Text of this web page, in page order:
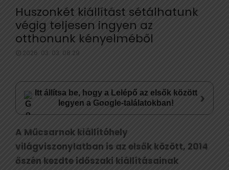
Huszonkét kiállítást sétálhatunk
végig teljesen ingyen az
otthonunk kényelméből
2026. 03. 03. 08:29
Itt állítsa be, hogy a Lelépő az elsők között
legyen a Google-találatokban!
›
A Műcsarnok kiállítóhely
világviszonylatban is az elsők között, 2014
őszén kezdte időszaki kiállításainak